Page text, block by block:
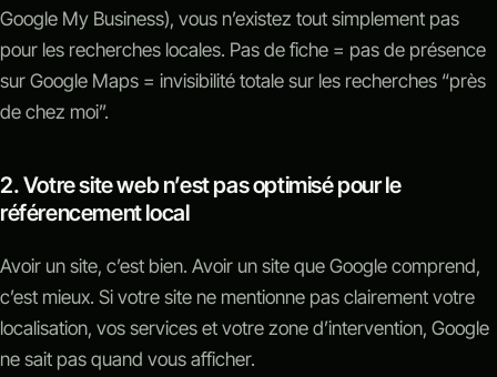
Google My Business), vous n’existez tout simplement pas
pour les recherches locales. Pas de fiche = pas de présence
sur Google Maps = invisibilité totale sur les recherches “près
de chez moi”.
2. Votre site web n’est pas optimisé pour le
référencement local
Avoir un site, c’est bien. Avoir un site que Google comprend,
c’est mieux. Si votre site ne mentionne pas clairement votre
localisation, vos services et votre zone d’intervention, Google
ne sait pas quand vous afficher.